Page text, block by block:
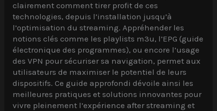
clairement comment tirer profit de ces
technologies, depuis l’installation jusqu’à
l’optimisation du streaming. Appréhender les
notions clés comme les playlists m3u, l’EPG (guide
électronique des programmes), ou encore l’usage
des VPN pour sécuriser sa navigation, permet aux
utilisateurs de maximiser le potentiel de leurs
dispositifs. Ce guide approfondi dévoile ainsi les
meilleures pratiques et solutions innovantes pour
vivre pleinement l’expérience after streaming et